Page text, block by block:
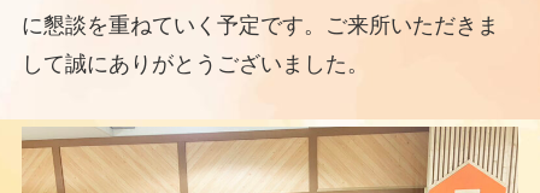
に懇談を重ねていく予定です。ご来所いただきま
して誠にありがとうございました。